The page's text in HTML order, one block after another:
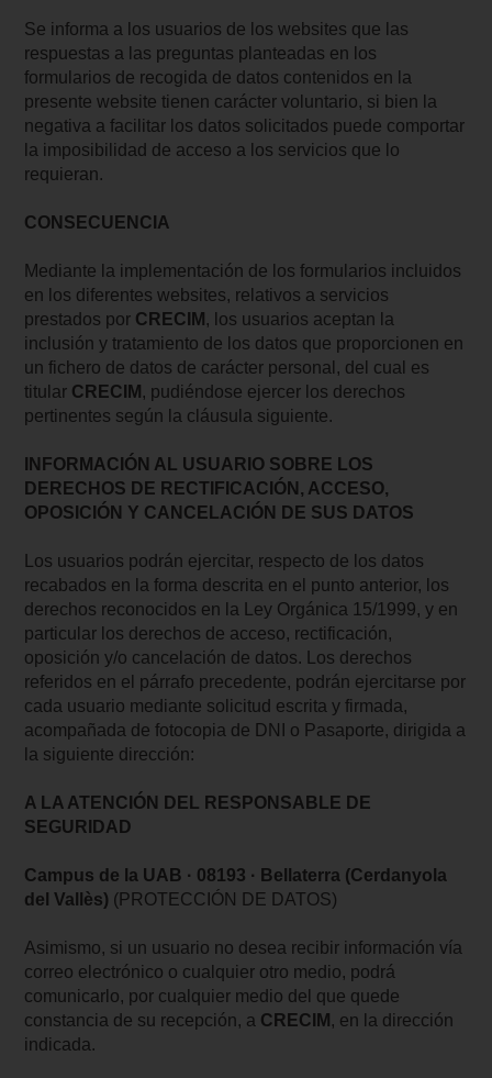
Se informa a los usuarios de los websites que las
respuestas a las preguntas planteadas en los
formularios de recogida de datos contenidos en la
presente website tienen carácter voluntario, si bien la
negativa a facilitar los datos solicitados puede comportar
la imposibilidad de acceso a los servicios que lo
requieran.
CONSECUENCIA
Mediante la implementación de los formularios incluidos
en los diferentes websites, relativos a servicios
prestados por CRECIM , los usuarios aceptan la
inclusión y tratamiento de los datos que proporcionen en
un fichero de datos de carácter personal, del cual es
titular CRECIM , pudiéndose ejercer los derechos
pertinentes según la cláusula siguiente.
INFORMACIÓN AL USUARIO SOBRE LOS
DERECHOS DE RECTIFICACIÓN, ACCESO,
OPOSICIÓN Y CANCELACIÓN DE SUS DATOS
Los usuarios podrán ejercitar, respecto de los datos
recabados en la forma descrita en el punto anterior, los
derechos reconocidos en la Ley Orgánica 15/1999, y en
particular los derechos de acceso, rectificación,
oposición y/o cancelación de datos. Los derechos
referidos en el párrafo precedente, podrán ejercitarse por
cada usuario mediante solicitud escrita y firmada,
acompañada de fotocopia de DNI o Pasaporte, dirigida a
la siguiente dirección:
A LA ATENCIÓN DEL RESPONSABLE DE
SEGURIDAD
Campus de la UAB · 08193 · Bellaterra (Cerdanyola
del Vallès) (PROTECCIÓN DE DATOS)
Asimismo, si un usuario no desea recibir información vía
correo electrónico o cualquier otro medio, podrá
comunicarlo, por cualquier medio del que quede
constancia de su recepción, a CRECIM , en la dirección
indicada.